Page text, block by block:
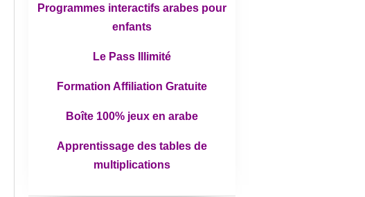
Programmes interactifs arabes pour
enfants
Le Pass Illimité
Formation Affiliation Gratuite
Boîte 100% jeux en arabe
Apprentissage des tables de
multiplications